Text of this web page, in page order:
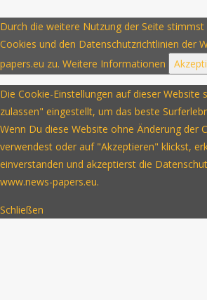
Durch die weitere Nutzung der Seite
Cookies und den Datenschutzrichtlinien der
papers.eu zu. Weitere Informationen
Die Cookie-Einstellungen auf dieser Website
zulassen" eingestellt, um das beste
Wenn Du diese Website ohne Änderung der
verwendest oder auf "Akzeptieren" klickst,
einverstanden und akzeptierst die
www.news-papers.eu.
Schließen